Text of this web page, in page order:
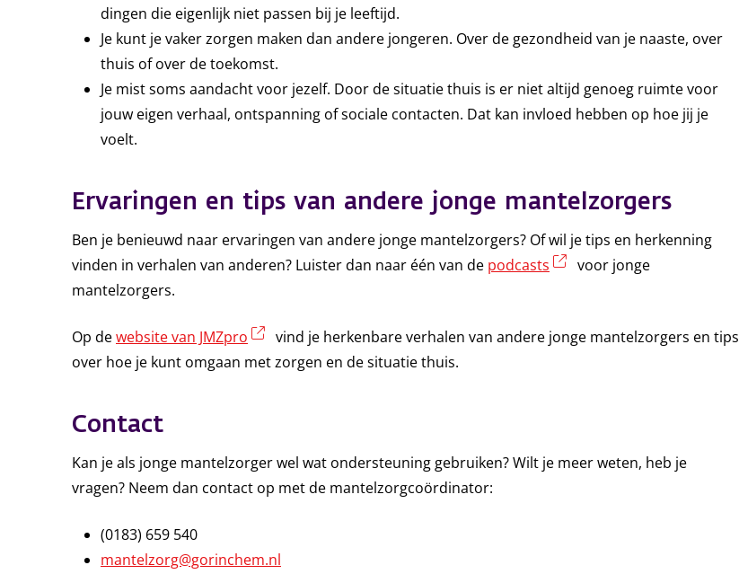
dingen die eigenlijk niet passen bij je leeftijd.
Je kunt je vaker zorgen maken dan andere jongeren. Over de gezondheid van je naaste, over
thuis of over de toekomst.
Je mist soms aandacht voor jezelf. Door de situatie thuis is er niet altijd genoeg ruimte voor
jouw eigen verhaal, ontspanning of sociale contacten. Dat kan invloed hebben op hoe jij je
voelt.
Ervaringen en tips van andere jonge mantelzorgers
Ben je benieuwd naar ervaringen van andere jonge mantelzorgers? Of wil je tips en herkenning
vinden in verhalen van anderen? Luister dan naar één van de podcasts (externe link)
voor jonge
mantelzorgers.
Op dewebsite van JMZpro (externe link)
vind je herkenbare verhalen van andere jonge mantelzorgers en tips
over hoe je kunt omgaan met zorgen en de situatie thuis.
Contact
Kan je als jonge mantelzorger wel wat ondersteuning gebruiken? Wilt je meer weten, heb je
vragen? Neem dan contact op met de mantelzorgcoördinator:
(0183) 659 540
mantelzorg@gorinchem.nl